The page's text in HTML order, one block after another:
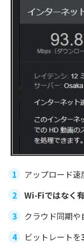
アップロード速
Wi-Fiではなく
クラウド同期
ビットレートを